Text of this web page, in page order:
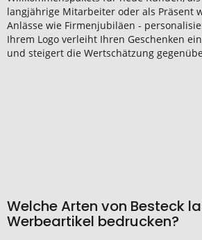
langjährige Mitarbeiter oder als Präsent
Anlässe wie Firmenjubiläen -
Ihrem Logo verleiht Ihren Geschenken
und steigert die Wertschätzung
Welche Arten von Besteck
Werbeartikel bedrucken?